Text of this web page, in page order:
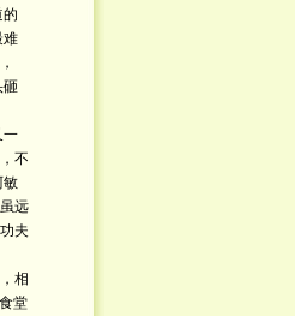
的
难
砸
一
不
敏
远
夫
相
堂